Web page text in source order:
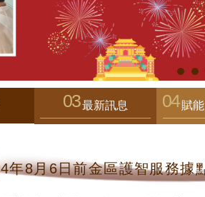
最新訊息 賦
4年8月6日前金區護智服務據